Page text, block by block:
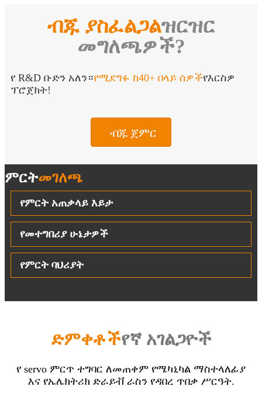
ብጁ ያስፈልጋልዝርዝር
መግለጫዎች?
የ R&D ቡድን አለን።የሚደግፉ ከ40+ በላይ ሰዎችየእርስዎ
ፕሮጀክት!
ብጁ ጀምር
ምርትመገለጫ
የምርት አጠቃላይ እይታ
የመተግበሪያ ሁኔታዎች
የምርት ባህሪያት
ድምቀቶችየኛ አገልጋዮች
የ servo ምርጥ ተግባር ለመጠቀም የሜካኒካል ማስተላለፊያ
እና የኤሌክትሪክ ድራይቭ ራስን የዳበረ ጥበቃ ሥርዓት.